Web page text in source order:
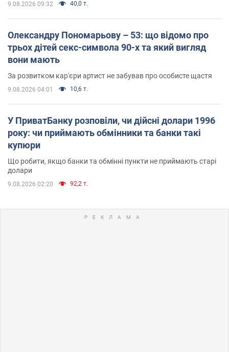
9.08.2026 09:32 40,0 т.
Олександру Пономарьову – 53: що відомо про
трьох дітей секс-символа 90-х та який вигляд
вони мають
За розвитком кар'єри артист не забував про особисте щастя
9.08.2026 04:01 10,6 т.
У ПриватБанку розповіли, чи дійсні долари 1996
року: чи приймають обмінники та банки такі
купюри
Що робити, якщо банки та обмінні пункти не приймають старі
долари
9.08.2026 02:20 92,2 т.